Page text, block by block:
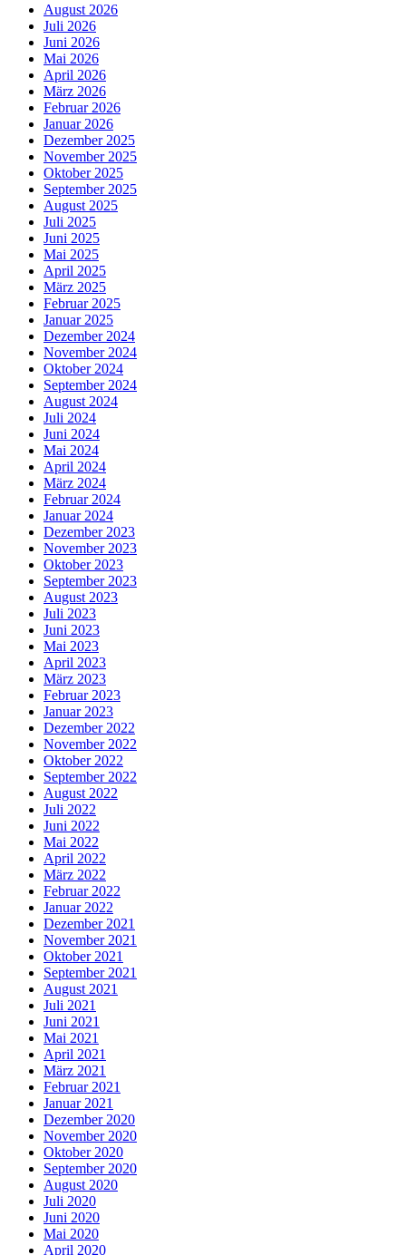
August 2026
Juli 2026
Juni 2026
Mai 2026
April 2026
März 2026
Februar 2026
Januar 2026
Dezember 2025
November 2025
Oktober 2025
September 2025
August 2025
Juli 2025
Juni 2025
Mai 2025
April 2025
März 2025
Februar 2025
Januar 2025
Dezember 2024
November 2024
Oktober 2024
September 2024
August 2024
Juli 2024
Juni 2024
Mai 2024
April 2024
März 2024
Februar 2024
Januar 2024
Dezember 2023
November 2023
Oktober 2023
September 2023
August 2023
Juli 2023
Juni 2023
Mai 2023
April 2023
März 2023
Februar 2023
Januar 2023
Dezember 2022
November 2022
Oktober 2022
September 2022
August 2022
Juli 2022
Juni 2022
Mai 2022
April 2022
März 2022
Februar 2022
Januar 2022
Dezember 2021
November 2021
Oktober 2021
September 2021
August 2021
Juli 2021
Juni 2021
Mai 2021
April 2021
März 2021
Februar 2021
Januar 2021
Dezember 2020
November 2020
Oktober 2020
September 2020
August 2020
Juli 2020
Juni 2020
Mai 2020
April 2020